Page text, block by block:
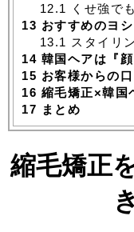
12.1
くせ強で
13 おすすめのヨ
13.1 スタイリ
14 韓国ヘアは『
15 お客様からの口
16 縮毛矯正×韓国
17 まとめ
縮毛矯正